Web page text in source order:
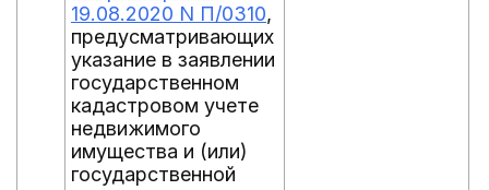
19.08.2020 N П/0310,
предусматривающих
указание в заявлении
государственном
кадастровом учете
недвижимого
имущества и (или)
государственной